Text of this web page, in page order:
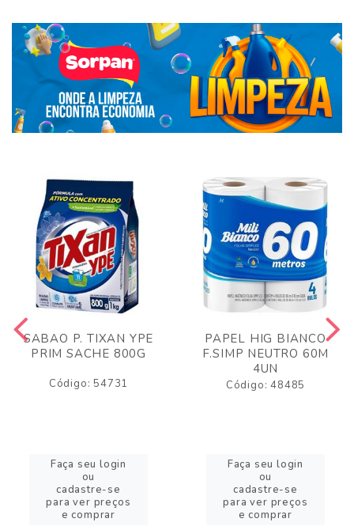
SABAO P. TIXAN YPE
PRIM SACHE 800G
Código: 54731
Faça seu login
ou
cadastre-se
para ver preços
e comprar
PAPEL HIG BIANCO
F.SIMP NEUTRO 60M
4UN
Código: 48485
Faça seu login
ou
cadastre-se
para ver preços
e comprar